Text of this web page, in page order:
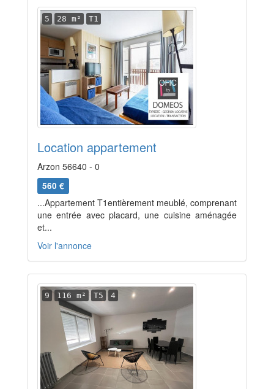
5 28 m² T1
Location appartement
Arzon 56640 - 0
560 €
...Appartement T1entièrement meublé, comprenant
une entrée avec placard, une cuisine aménagée
et...
Voir l'annonce
9 116 m² T5 4